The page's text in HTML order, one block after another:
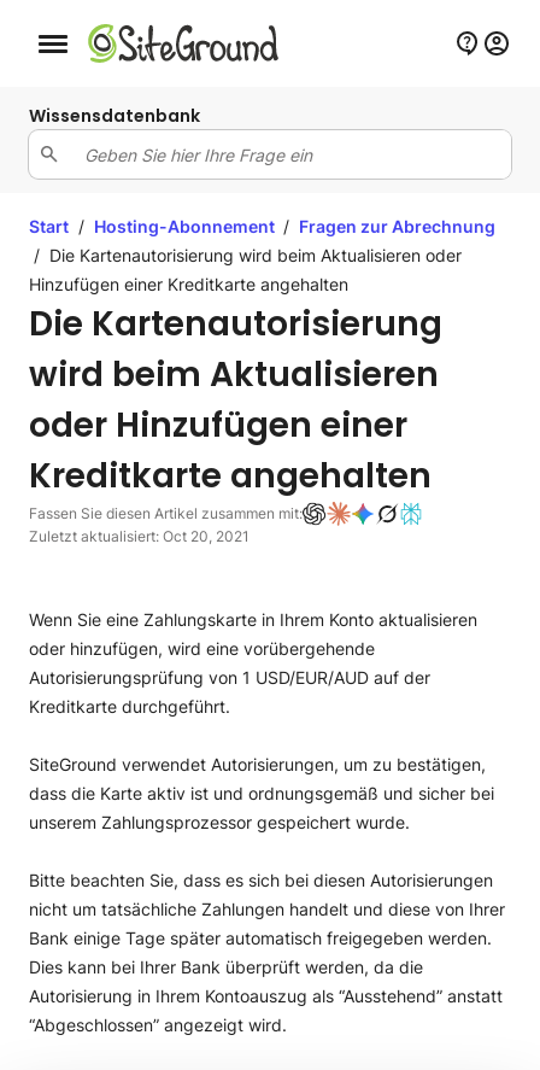
Schaltfläche Mobile Navigation
Wissensdatenbank
Start / Hosting-Abonnement / Fragen zur Abrechnung
/ Die Kartenautorisierung wird beim Aktualisieren oder
Hinzufügen einer Kreditkarte angehalten
Die Kartenautorisierung
wird beim Aktualisieren
oder Hinzufügen einer
Kreditkarte angehalten
Fassen Sie diesen Artikel zusammen mit:
Zuletzt aktualisiert: Oct 20, 2021
Wenn Sie eine Zahlungskarte in Ihrem Konto aktualisieren
oder hinzufügen, wird eine vorübergehende
Autorisierungsprüfung von 1 USD/EUR/AUD auf der
Kreditkarte durchgeführt.
SiteGround verwendet Autorisierungen, um zu bestätigen,
dass die Karte aktiv ist und ordnungsgemäß und sicher bei
unserem Zahlungsprozessor gespeichert wurde.
Bitte beachten Sie, dass es sich bei diesen Autorisierungen
nicht um tatsächliche Zahlungen handelt und diese von Ihrer
Bank einige Tage später automatisch freigegeben werden.
Dies kann bei Ihrer Bank überprüft werden, da die
Autorisierung in Ihrem Kontoauszug als “Ausstehend” anstatt
“Abgeschlossen” angezeigt wird.